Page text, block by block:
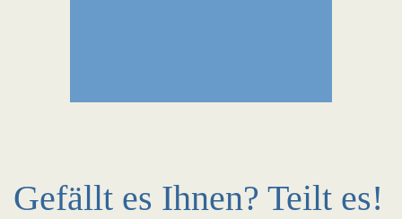
Gefällt es Ihnen? Teilt es!